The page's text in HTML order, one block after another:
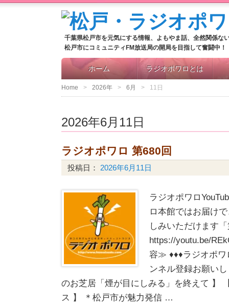
千葉県松戸市を元気にする情報、よもやま話、全然関係な
松戸市にコミュニティFM放送局の開局を目指して奮闘中！
ホーム ラジオポワロとは
Home 2026年 6月 11日
2026年6月11日
ラジオポワロ 第680回
投稿日： 2026年6月11日
ラジオポワロ
ロ本館ではお届け
しみいただけます
https://youtu.be/
容≫ ♦♦♦ラジオポワ
ンネル登録お願い
のお芝居「煙が目にしみる」を終えて 】
ス 】 ＊松戸市が魅力発信 …